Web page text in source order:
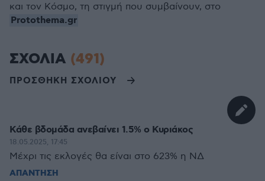
και τον Κόσμο, τη στιγμή που συμβαίνουν, στο
Protothema.gr
ΣΧΟΛΙΑ (491)
ΠΡΟΣΘΗΚΗ ΣΧΟΛΙΟΥ
Κάθε βδομάδα ανεβαίνει 1.5% ο Κυριάκος
18.05.2025, 17:45
Μέχρι τις εκλογές θα είναι στο 623% η ΝΔ
ΑΠΑΝΤΗΣΗ